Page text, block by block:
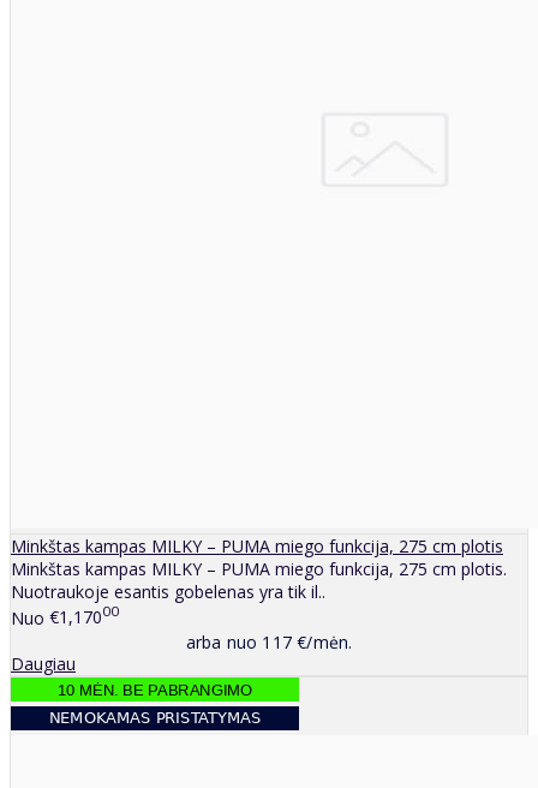
Minkštas kampas MILKY – PUMA miego funkcija, 275 cm plotis
Minkštas kampas MILKY – PUMA miego funkcija, 275 cm plotis.
Nuotraukoje esantis gobelenas yra tik il..
Nuo €1,17000
arba nuo 117 €/mėn.
Daugiau